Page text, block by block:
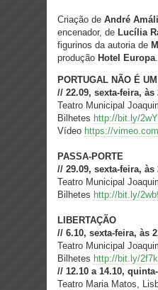
Criação de André
encenador, de Lucília
figurinos da autoria de
produção Hotel Europa.
PORTUGAL NÃO É
// 22.09, sexta-feira, às
Teatro Municipal
Bilhetes http://bit.ly/
Vídeo https://
PASSA-PORTE
// 29.09, sexta-feira, às
Teatro Municipal
Bilhetes http://bit.ly/
LIBERTAÇÃO
// 6.10, sexta-feira, às
Teatro Municipal
Bilhetes http://bit.ly/
// 12.10 a 14.10,
Teatro Maria Matos,